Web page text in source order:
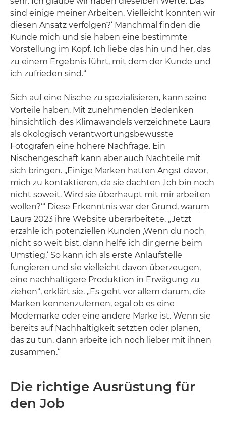
sind einige meiner Arbeiten. Vielleicht könnten wir
diesen Ansatz verfolgen?‘ Manchmal finden die
Kunde mich und sie haben eine bestimmte
Vorstellung im Kopf. Ich liebe das hin und her, das
zu einem Ergebnis führt, mit dem der Kunde und
ich zufrieden sind.“
Sich auf eine Nische zu spezialisieren, kann seine
Vorteile haben. Mit zunehmenden Bedenken
hinsichtlich des Klimawandels verzeichnete Laura
als ökologisch verantwortungsbewusste
Fotografen eine höhere Nachfrage. Ein
Nischengeschäft kann aber auch Nachteile mit
sich bringen. „Einige Marken hatten Angst davor,
mich zu kontaktieren, da sie dachten ‚Ich bin noch
nicht soweit. Wird sie überhaupt mit mir arbeiten
wollen?‘“ Diese Erkenntnis war der Grund, warum
Laura 2023 ihre Website überarbeitete. „Jetzt
erzähle ich potenziellen Kunden ‚Wenn du noch
nicht so weit bist, dann helfe ich dir gerne beim
Umstieg.‘ So kann ich als erste Anlaufstelle
fungieren und sie vielleicht davon überzeugen,
eine nachhaltigere Produktion in Erwägung zu
ziehen“, erklärt sie. „Es geht vor allem darum, die
Marken kennenzulernen, egal ob es eine
Modemarke oder eine andere Marke ist. Wenn sie
bereits auf Nachhaltigkeit setzten oder planen,
das zu tun, dann arbeite ich noch lieber mit ihnen
zusammen.“
Die richtige Ausrüstung für
den Job